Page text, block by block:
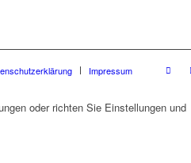
Impressum
oder richten Sie Einstellungen und